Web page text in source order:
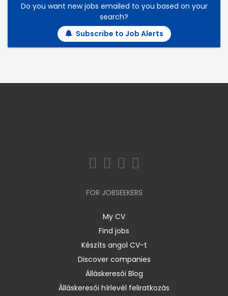
Do you want new jobs emailed to you based on your
search?
Subscribe to Job Alerts
FOR JOBSEEKERS
My CV
Find jobs
Készíts angol CV-t
Discover companies
Álláskeresői Blog
Álláskeresői hírlevél feliratkozás